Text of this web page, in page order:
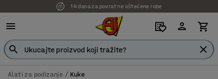
14 dana za povrat ne oštećene robe
Alati za podizanje Kuke